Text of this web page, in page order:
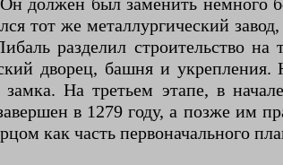
тот же металлургический
разделил строительство
дворец, башня и
замка. На третьем этапе, в
в 1279 году, а позже им
как часть первоначального